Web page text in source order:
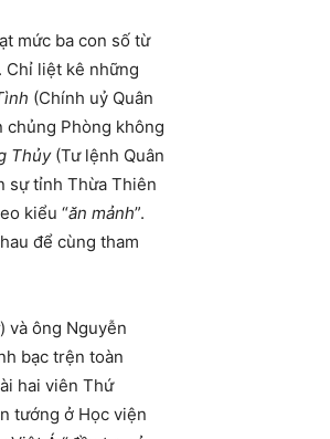
mức ba con số từ
Chỉ liệt kê những
(Chính uỷ Quân
chủng Phòng không
Thủy(Tư lệnh Quân
sự tỉnh Thừa Thiên
kiểu “ăn mảnh”.
để cùng tham
) và ông Nguyễn
bạc trện toàn
hai viên Thứ
tướng ở Học viện